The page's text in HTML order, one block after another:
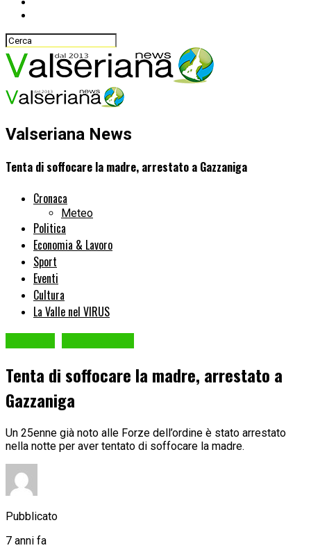
Valseriana News
Tenta di soffocare la madre, arrestato a Gazzaniga
Cronaca
Meteo
Politica
Economia & Lavoro
Sport
Eventi
Cultura
La Valle nel VIRUS
Tenta di soffocare la madre, arrestato a
Gazzaniga
Un 25enne già noto alle Forze dell’ordine è stato arrestato
nella notte per aver tentato di soffocare la madre.
Pubblicato
7 anni fa